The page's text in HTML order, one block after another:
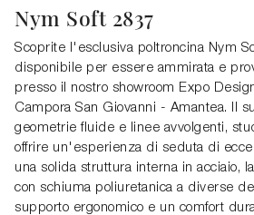
Nym Soft 2837
Scoprite l'esclusiva poltroncina Nym
disponibile per essere ammirata e
presso il nostro showroom Expo
Campora San Giovanni - Amantea. Il
geometrie fluide e linee avvolgenti,
offrire un'esperienza di seduta di
una solida struttura interna in acciaio,
con schiuma poliuretanica a diverse
supporto ergonomico e un comfort